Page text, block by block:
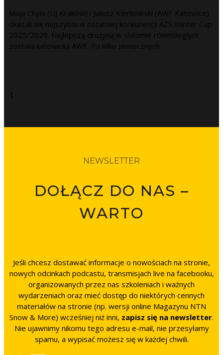
Maja Chyla (UJ Kraków) i Juliusz Kierkowski (AWF Katowice)
okazali się najszybsi w ostatniej konkurencji AZS Winter Cup
2025/2026. Najlepszą drużyną w slalomie równoległym
została katowicka AWF. Po kilku słonecznych
NEWSLETTER
DOŁĄCZ DO NAS –
WARTO
Jeśli chcesz dostawać informacje o nowościach na stronie,
nowych odcinkach podcastu, transmisjach live na facebooku,
organizowanych przez nas szkoleniach i ważnych
wydarzeniach oraz mieć dostęp do niektórych cennych
materiałów na stronie (np. wersji online Magazynu NTN
Snow & More) wcześniej niż inni, zapisz się na newsletter.
Nie ujawnimy nikomu tego adresu e-mail, nie przesyłamy
spamu, a wypisać możesz się w każdej chwili.